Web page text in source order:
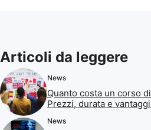
Articoli da leggere
News
Quanto costa un corso
Prezzi, durata e
News